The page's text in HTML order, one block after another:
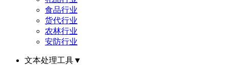
食品行业
货代行业
农林行业
安防行业
文本处理工具▼